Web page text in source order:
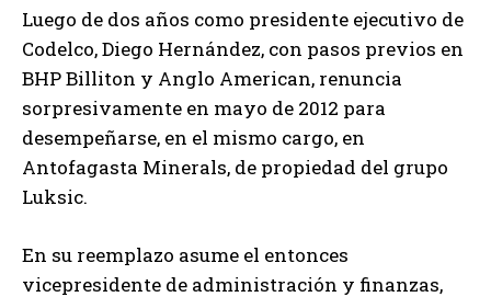
Luego de dos años como presidente ejecutivo de
Codelco, Diego Hernández, con pasos previos en
BHP Billiton y Anglo American, renuncia
sorpresivamente en mayo de 2012 para
desempeñarse, en el mismo cargo, en
Antofagasta Minerals, de propiedad del grupo
Luksic.
En su reemplazo asume el entonces
vicepresidente de administración y finanzas,